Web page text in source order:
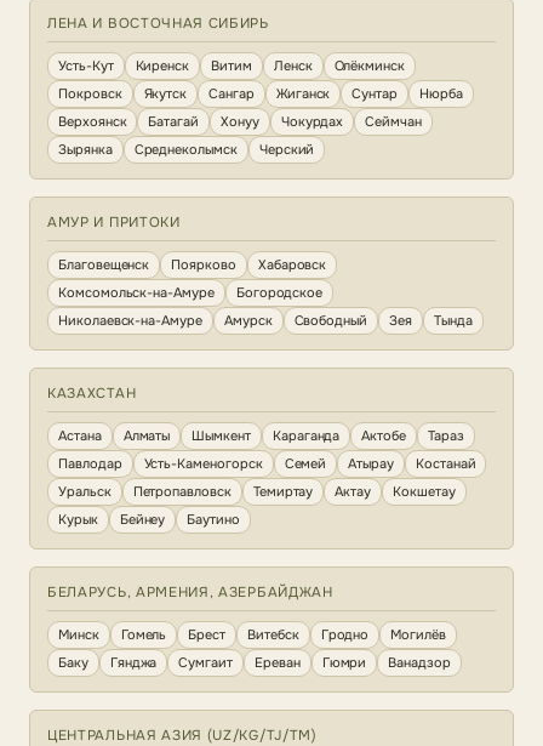
ЛЕНА И ВОСТОЧНАЯ СИБИРЬ
Усть-Кут Киренск Витим Ленск
Олёкминск
Покровск
Якутск Сангар Жиганск Сунтар
Нюрба
Верхоянск
Батагай Хонуу Чокурдах
Сеймчан
Зырянка
Среднеколымск Черский
АМУР И ПРИТОКИ
Благовещенск Поярково
Хабаровск
Комсомольск-на-Амуре
Богородское
Николаевск-на-Амуре
Амурск Свободный Зея Тында
КАЗАХСТАН
Астана Алматы Шымкент Караганда Актобе
Тараз
Павлодар
Усть-Каменогорск Семей Атырау
Костанай
Уральск
Петропавловск Темиртау Актау
Кокшетау
Курык
Бейнеу Баутино
БЕЛАРУСЬ, АРМЕНИЯ, АЗЕРБАЙДЖАН
Минск Гомель Брест Витебск Гродно
Могилёв
Баку
Гянджа Сумгаит Ереван Гюмри Ванадзор
ЦЕНТРАЛЬНАЯ АЗИЯ (UZ/KG/TJ/TM)